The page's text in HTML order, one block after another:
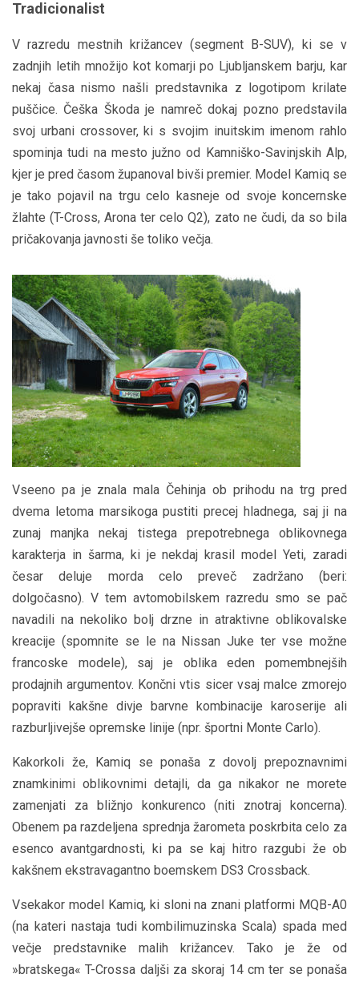
Tradicionalist
V razredu mestnih križancev (segment B-SUV), ki se v
zadnjih letih množijo kot komarji po Ljubljanskem barju, kar
nekaj časa nismo našli predstavnika z logotipom krilate
puščice. Češka Škoda je namreč dokaj pozno predstavila
svoj urbani crossover, ki s svojim inuitskim imenom rahlo
spominja tudi na mesto južno od Kamniško-Savinjskih Alp,
kjer je pred časom županoval bivši premier. Model Kamiq se
je tako pojavil na trgu celo kasneje od svoje koncernske
žlahte (T-Cross, Arona ter celo Q2), zato ne čudi, da so bila
pričakovanja javnosti še toliko večja.
Vseeno pa je znala mala Čehinja ob prihodu na trg pred
dvema letoma marsikoga pustiti precej hladnega, saj ji na
zunaj manjka nekaj tistega prepotrebnega oblikovnega
karakterja in šarma, ki je nekdaj krasil model Yeti, zaradi
česar deluje morda celo preveč zadržano (beri:
dolgočasno). V tem avtomobilskem razredu smo se pač
navadili na nekoliko bolj drzne in atraktivne oblikovalske
kreacije (spomnite se le na Nissan Juke ter vse možne
francoske modele), saj je oblika eden pomembnejših
prodajnih argumentov. Končni vtis sicer vsaj malce zmorejo
popraviti kakšne divje barvne kombinacije karoserije ali
razburljivejše opremske linije (npr. športni Monte Carlo).
Kakorkoli že, Kamiq se ponaša z dovolj prepoznavnimi
znamkinimi oblikovnimi detajli, da ga nikakor ne morete
zamenjati za bližnjo konkurenco (niti znotraj koncerna).
Obenem pa razdeljena sprednja žarometa poskrbita celo za
esenco avantgardnosti, ki pa se kaj hitro razgubi že ob
kakšnem ekstravagantno boemskem DS3 Crossback.
Vsekakor model Kamiq, ki sloni na znani platformi MQB-A0
(na kateri nastaja tudi kombilimuzinska Scala) spada med
večje predstavnike malih križancev. Tako je že od
»bratskega« T-Crossa daljši za skoraj 14 cm ter se ponaša